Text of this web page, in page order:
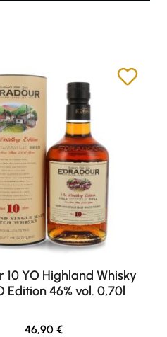
10 YO Highland Whisky
Edition 46% vol. 0,70l
Regulärer Preis:
46,90 €